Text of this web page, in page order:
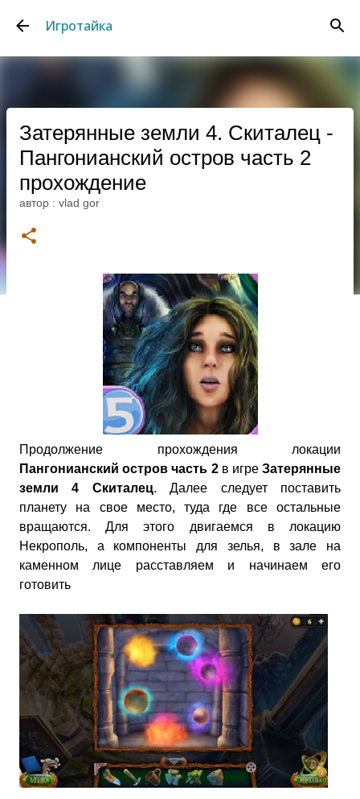
Игротайка
Затерянные земли 4. Скиталец -
Пангонианский остров часть 2
прохождение
автор : vlad gor
Продолжение прохождения локации
Пангонианский остров часть 2 в игреЗатерянные
земли 4 Скиталец. Далее следует поставить
планету на свое место, туда где все остальные
вращаются. Для этого двигаемся в локацию
Некрополь, а компоненты для зелья, в зале на
каменном лице расставляем и начинаем его
готовить